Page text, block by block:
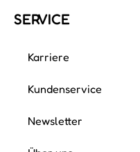
SERVICE
Karriere
Kundenservice
Newsletter